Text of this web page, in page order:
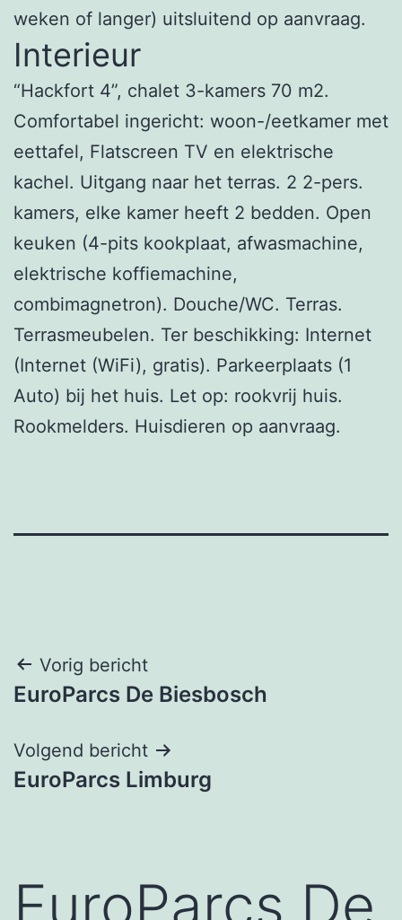
weken of langer) uitsluitend op aanvraag.
Interieur
“Hackfort 4”, chalet 3-kamers 70 m2.
Comfortabel ingericht: woon-/eetkamer met
eettafel, Flatscreen TV en elektrische
kachel. Uitgang naar het terras. 2 2-pers.
kamers, elke kamer heeft 2 bedden. Open
keuken (4-pits kookplaat, afwasmachine,
elektrische koffiemachine,
combimagnetron). Douche/WC. Terras.
Terrasmeubelen. Ter beschikking: Internet
(Internet (WiFi), gratis). Parkeerplaats (1
Auto) bij het huis. Let op: rookvrij huis.
Rookmelders. Huisdieren op aanvraag.
Bericht
navigatie
Vorig bericht
EuroParcs De Biesbosch
Volgend bericht
EuroParcs Limburg
EuroParcs De